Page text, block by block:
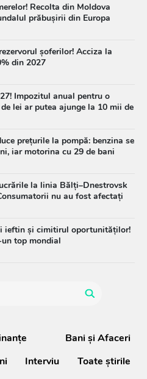
Recolta din Moldova
fundalul prăbușirii din Europa
șoferilor! Acciza la
din 2027
Impozitul anual pentru o
lei ar putea ajunge la 10 mii de
prețurile la pompă: benzina se
iar motorina cu 29 de bani
la linia Bălți–Dnestrovsk
nu au fost afectați
ieftin și cimitirul oportunităților!
top mondial
Bani și Afaceri
Interviu
Toate știrile